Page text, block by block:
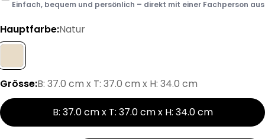
Einfach, bequem und persönlich – direkt mit einer Fachperson aus
Hauptfarbe:Natur
Grösse:B: 37.0 cm x T: 37.0 cm x H: 34.0 cm
B: 37.0 cm x T: 37.0 cm x H: 34.0 cm